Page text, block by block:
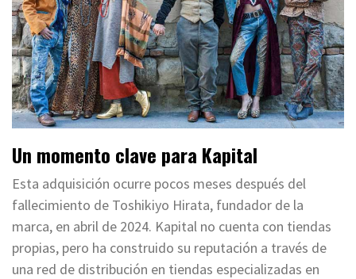
Un momento clave para Kapital
Esta adquisición ocurre pocos meses después del
fallecimiento de Toshikiyo Hirata, fundador de la
marca, en abril de 2024. Kapital no cuenta con tiendas
propias, pero ha construido su reputación a través de
una red de distribución en tiendas especializadas en